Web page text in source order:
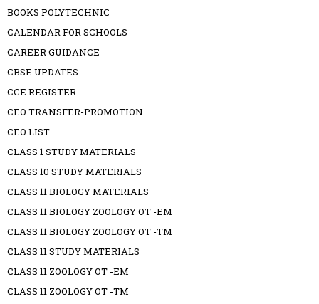
BOOKS POLYTECHNIC
CALENDAR FOR SCHOOLS
CAREER GUIDANCE
CBSE UPDATES
CCE REGISTER
CEO TRANSFER-PROMOTION
CEO LIST
CLASS 1 STUDY MATERIALS
CLASS 10 STUDY MATERIALS
CLASS 11 BIOLOGY MATERIALS
CLASS 11 BIOLOGY ZOOLOGY OT -EM
CLASS 11 BIOLOGY ZOOLOGY OT -TM
CLASS 11 STUDY MATERIALS
CLASS 11 ZOOLOGY OT -EM
CLASS 11 ZOOLOGY OT -TM